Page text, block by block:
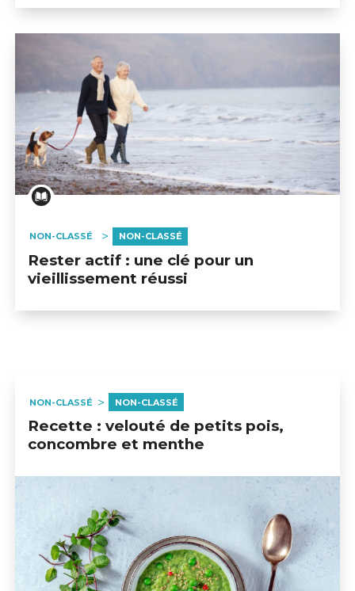
NON-CLASSÉ NON-CLASSÉ
Rester actif : une clé pour un
vieillissement réussi
NON-CLASSÉ NON-CLASSÉ
Recette : velouté de petits pois,
concombre et menthe